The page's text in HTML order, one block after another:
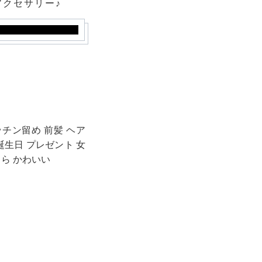
セサリー♪
チン留め 前髪 ヘア
生日 プレゼント 女
かわいい